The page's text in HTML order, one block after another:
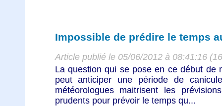
Impossible de prédire le temps
Article publié le 05/06/2012 à 08:41:16
La question qui se pose en ce début de
peut anticiper une période de
météorologues maitrisent les
prudents pour prévoir le temps qu...